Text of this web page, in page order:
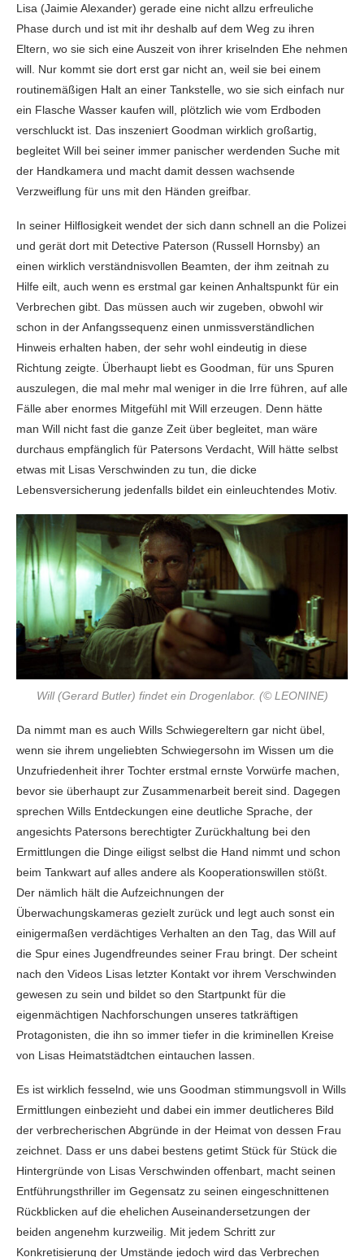
Lisa (Jaimie Alexander) gerade eine nicht allzu erfreuliche
Phase durch und ist mit ihr deshalb auf dem Weg zu ihren
Eltern, wo sie sich eine Auszeit von ihrer kriselnden Ehe nehmen
will. Nur kommt sie dort erst gar nicht an, weil sie bei einem
routinemäßigen Halt an einer Tankstelle, wo sie sich einfach nur
ein Flasche Wasser kaufen will, plötzlich wie vom Erdboden
verschluckt ist. Das inszeniert Goodman wirklich großartig,
begleitet Will bei seiner immer panischer werdenden Suche mit
der Handkamera und macht damit dessen wachsende
Verzweiflung für uns mit den Händen greifbar.
In seiner Hilflosigkeit wendet der sich dann schnell an die Polizei
und gerät dort mit Detective Paterson (Russell Hornsby) an
einen wirklich verständnisvollen Beamten, der ihm zeitnah zu
Hilfe eilt, auch wenn es erstmal gar keinen Anhaltspunkt für ein
Verbrechen gibt. Das müssen auch wir zugeben, obwohl wir
schon in der Anfangssequenz einen unmissverständlichen
Hinweis erhalten haben, der sehr wohl eindeutig in diese
Richtung zeigte. Überhaupt liebt es Goodman, für uns Spuren
auszulegen, die mal mehr mal weniger in die Irre führen, auf alle
Fälle aber enormes Mitgefühl mit Will erzeugen. Denn hätte
man Will nicht fast die ganze Zeit über begleitet, man wäre
durchaus empfänglich für Patersons Verdacht, Will hätte selbst
etwas mit Lisas Verschwinden zu tun, die dicke
Lebensversicherung jedenfalls bildet ein einleuchtendes Motiv.
Will (Gerard Butler) findet ein Drogenlabor. (© LEONINE)
Da nimmt man es auch Wills Schwiegereltern gar nicht übel,
wenn sie ihrem ungeliebten Schwiegersohn im Wissen um die
Unzufriedenheit ihrer Tochter erstmal ernste Vorwürfe machen,
bevor sie überhaupt zur Zusammenarbeit bereit sind. Dagegen
sprechen Wills Entdeckungen eine deutliche Sprache, der
angesichts Patersons berechtigter Zurückhaltung bei den
Ermittlungen die Dinge eiligst selbst die Hand nimmt und schon
beim Tankwart auf alles andere als Kooperationswillen stößt.
Der nämlich hält die Aufzeichnungen der
Überwachungskameras gezielt zurück und legt auch sonst ein
einigermaßen verdächtiges Verhalten an den Tag, das Will auf
die Spur eines Jugendfreundes seiner Frau bringt. Der scheint
nach den Videos Lisas letzter Kontakt vor ihrem Verschwinden
gewesen zu sein und bildet so den Startpunkt für die
eigenmächtigen Nachforschungen unseres tatkräftigen
Protagonisten, die ihn so immer tiefer in die kriminellen Kreise
von Lisas Heimatstädtchen eintauchen lassen.
Es ist wirklich fesselnd, wie uns Goodman stimmungsvoll in Wills
Ermittlungen einbezieht und dabei ein immer deutlicheres Bild
der verbrecherischen Abgründe in der Heimat von dessen Frau
zeichnet. Dass er uns dabei bestens getimt Stück für Stück die
Hintergründe von Lisas Verschwinden offenbart, macht seinen
Entführungsthriller im Gegensatz zu seinen eingeschnittenen
Rückblicken auf die ehelichen Auseinandersetzungen der
beiden angenehm kurzweilig. Mit jedem Schritt zur
Konkretisierung der Umstände jedoch wird das Verbrechen